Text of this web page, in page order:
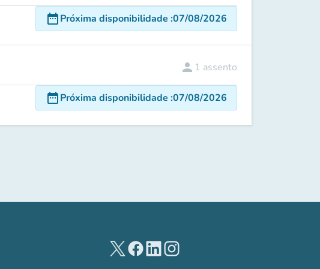
date_rangePróxima disponibilidade :07/08/2026
person 1 assento
date_rangePróxima disponibilidade :07/08/2026
(novo separador)
(novo separador)
(novo separador)